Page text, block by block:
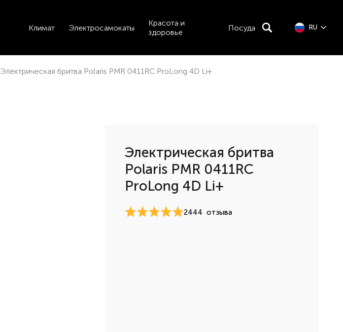
Климат Электросамокаты
Красота и
здоровье
Посуда RU
Электрическая бритва Polaris PMR 0411RC ProLong 4D Li+
Электрическая бритва
Polaris PMR 0411RC
ProLong 4D Li+
2444 отзыва